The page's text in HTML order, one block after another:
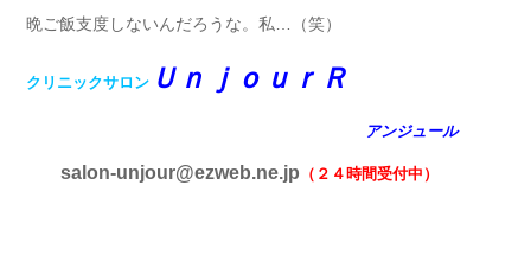
晩ご飯支度しないんだろうな。私…（笑）
クリニックサロン ＵｎｊｏｕｒＲ
アンジュール
salon-unjour@ezweb.ne.jp （２４時間受付中）